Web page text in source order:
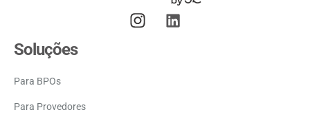
Soluções
Para BPOs
Para Provedores